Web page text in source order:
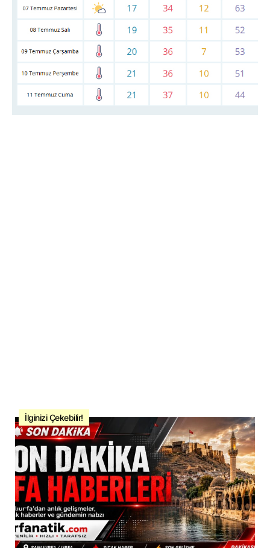
İlginizi Çekebilir!